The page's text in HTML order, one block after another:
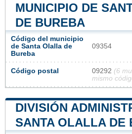
MUNICIPIO DE
DE BUREBA
Código del municipio
de Santa Olalla de
Bureba
09354
Código postal 09292 (6
mismo
DIVISIÓN
SANTA OLALLA DE